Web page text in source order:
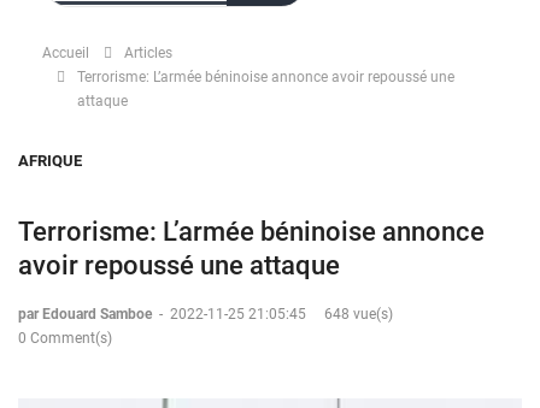
Accueil
Articles
Terrorisme: L’armée béninoise annonce avoir repoussé une
attaque
AFRIQUE
Terrorisme: L’armée béninoise annonce
avoir repoussé une attaque
par Edouard Samboe - 2022-11-25 21:05:45
648 vue(s)
0 Comment(s)